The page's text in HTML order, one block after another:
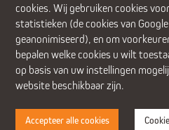
Alphen aan den Rijn (Alrijne
Gouda
Leiden
cookies. Wij gebruiken cookies
statistieken (de cookies van
geanonimiseerd), en om
bepalen welke cookies u wilt
op basis van uw instellingen
website beschikbaar zijn.
Accepteer alle cookies